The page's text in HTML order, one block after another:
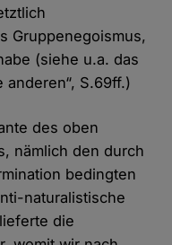
Gruppenegoismus,
(siehe u.a. das
anderen“, S.69ff.)
des oben
nämlich den durch
bedingten
naturalistische
die